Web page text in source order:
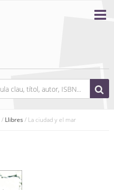
/ Llibres / La ciudad y el mar